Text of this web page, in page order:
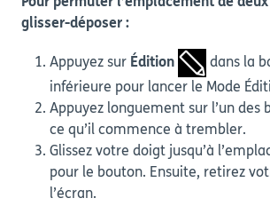
glisser-déposer :
Appuyez sur Édition
dans la
inférieure pour lancer le Mode
Appuyez longuement sur l’un des
ce qu’il commence à trembler.
Glissez votre doigt jusqu’à
pour le bouton. Ensuite, retirez
l’écran.